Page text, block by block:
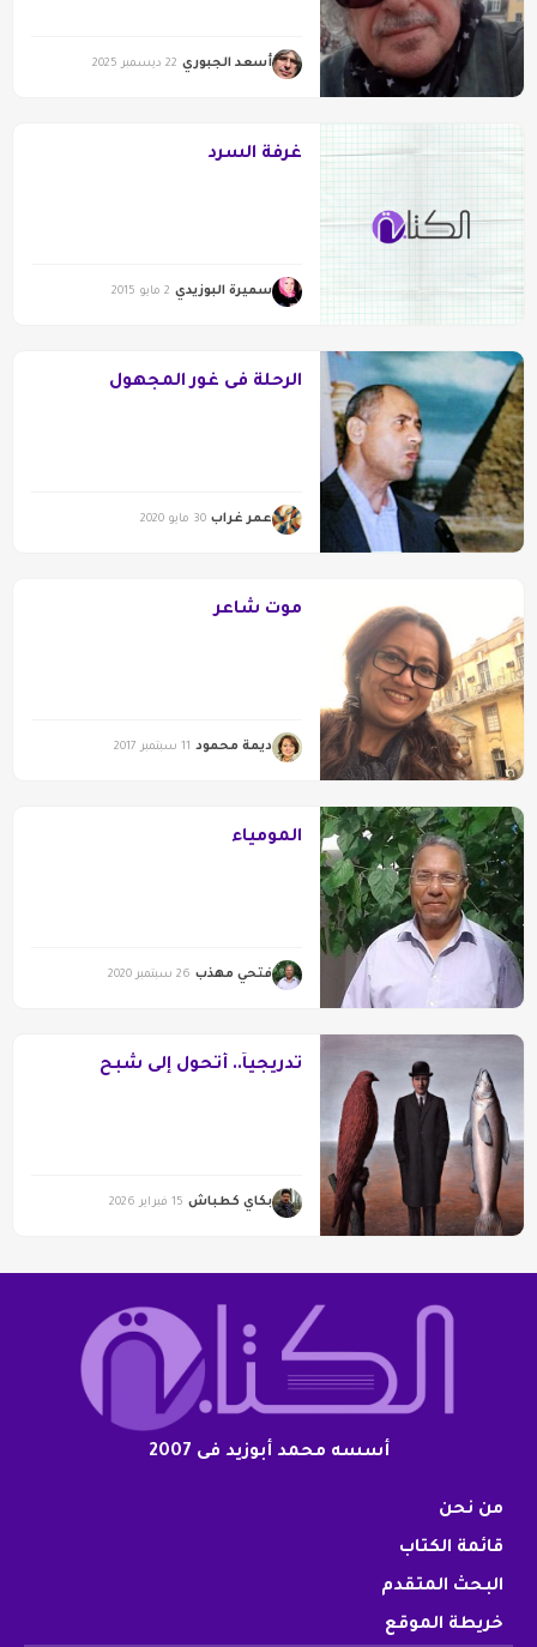
أسعد الجبوري 22 ديسمبر 2025
غرفة السرد
سميرة البوزيدي 2 مايو 2015
الرحلة فى غور المجهول
عمر غراب 30 مايو 2020
موت شاعر
ديمة محمود 11 سبتمبر 2017
المومياء
فتحي مهذب 26 سبتمبر 2020
تدريجياً.. أتحول إلى شبح
بكاي كطباش 15 فبراير 2026
أسسه محمد أبوزيد فى 2007
من نحن
قائمة الكتاب
البحث المتقدم
خريطة الموقع